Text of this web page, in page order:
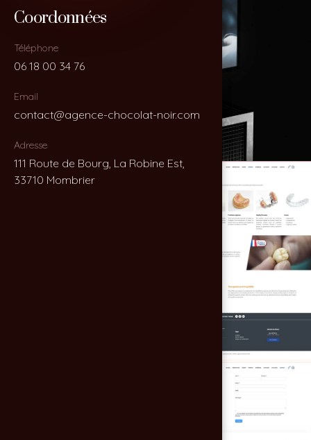
Coordonnées
Téléphone
06 18 00 34 76
Email
contact@agence-chocolat-noir.com
Adresse
111 Route de Bourg, La Robine Est,
33710 Mombrier
Coordonnées
Téléphone
06 18 00 34 76
Email
contact@agence-chocolat-noir.com
Adresse
111 Route de Bourg, La Robine Est,
33710 Mombrier